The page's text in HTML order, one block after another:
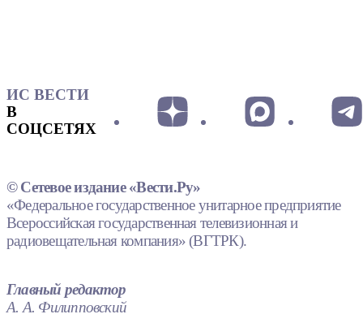
ИС ВЕСТИ
В
СОЦСЕТЯХ
© Сетевое издание «Вести.Ру»
«Федеральное государственное унитарное предприятие
Всероссийская государственная телевизионная и
радиовещательная компания» (ВГТРК).
Главный редактор
А. А. Филипповский